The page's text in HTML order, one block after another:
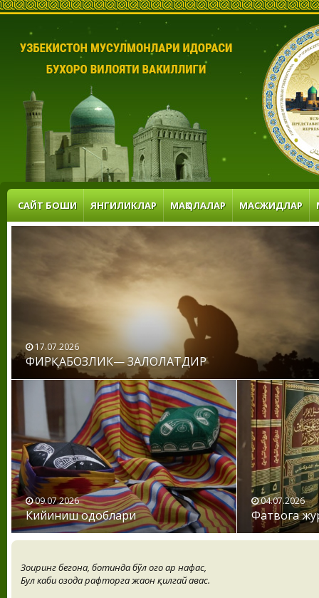
САЙТ БОШИ ЯНГИЛИКЛАР МАҚОЛАЛАР МАСЖИДЛАР
17.07.2026
ФИРҚАБОЗЛИК— ЗАЛОЛАТДИР
09.07.2026
Кийиниш одоблари
04.07.2026
Фатвога
Зоҳиринг бегона, ботинда бўл огоҳ ҳар нафас,
Бул каби озода рафторга жаҳон қилгай ҳавас.